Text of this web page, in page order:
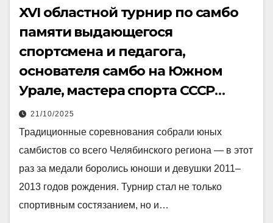
XVI областной турнир по самбо
памяти выдающегося
спортсмена и педагога,
основателя самбо на Южном
Урале, мастера спорта СССР
Евгения Александровича
Ермакова
21/10/2025
Традиционные соревнования собрали юных
самбистов со всего Челябинского региона — в этот
раз за медали боролись юноши и девушки 2011–
2013 годов рождения. Турнир стал не только
спортивным состязанием, но и…